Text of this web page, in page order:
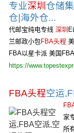
专业深圳 仓储
仓|海外仓...
代邮宝纯电专线 深圳
兰邮政小包FBA头程美
FBA以星卡派 美国
https://
FBA头程空运
家
所